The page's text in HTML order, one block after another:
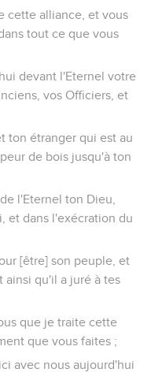
cette alliance, et vous
tout ce que vous
devant l'Eternel votre
vos Officiers, et
ton étranger qui est au
de bois jusqu'à ton
l'Eternel ton Dieu,
et dans l'exécration du
[être] son peuple, et
ainsi qu'il a juré à tes
que je traite cette
que vous faites ;
avec nous aujourd'hui